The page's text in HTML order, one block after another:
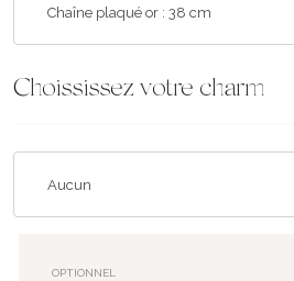
Choississez votre charm
OPTIONNEL